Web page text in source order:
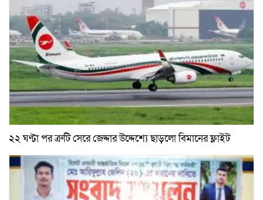
২২ ঘণ্টা পর ত্রুটি সেরে জেদ্দার উদ্দেশ্যে ছাড়লো বিমানের ফ্লাইট